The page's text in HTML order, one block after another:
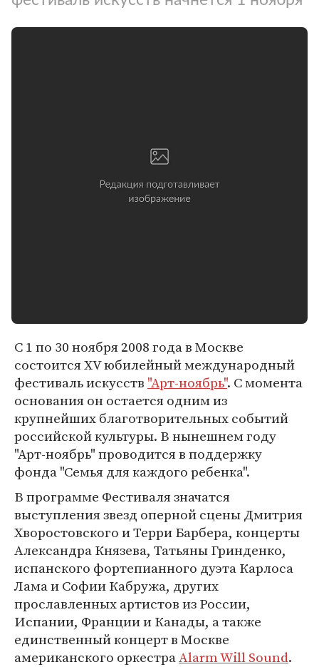
С 1 по 30 ноября 2008 года в Москве
состоится XV юбилейный международный
фестиваль искусств "Арт-ноябрь". С момента
основания он остается одним из
крупнейших благотворительных событий
российской культуры. В нынешнем году
"Арт-ноябрь" проводится в поддержку
фонда "Семья для каждого ребенка".
В программе Фестиваля значатся
выступления звезд оперной сцены Дмитрия
Хворостовского и Терри Барбера, концерты
Александра Князева, Татьяны Гринденко,
испанского фортепианного дуэта Карлоса
Лама и Софии Кабружа, других
прославленных артистов из России,
Испании, Франции и Канады, а также
единственный концерт в Москве
американского оркестраAlarm Will Sound.